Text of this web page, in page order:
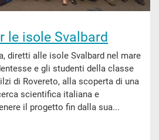
le isole Svalbard
diretti alle isole Svalbard nel mare
e gli studenti della classe
di Rovereto, alla scoperta di una
scientifica italiana e
il progetto fin dalla sua...